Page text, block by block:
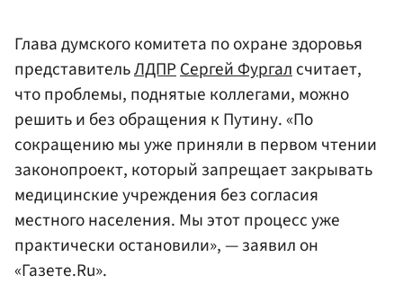
Глава думского комитета по охране здоровья
представительЛДПРСергей Фургалсчитает,
что проблемы, поднятые коллегами, можно
решить и без обращения к Путину. «По
сокращению мы уже приняли в первом чтении
законопроект, который запрещает закрывать
медицинские учреждения без согласия
местного населения. Мы этот процесс уже
практически остановили», — заявил он
«Газете.Ru».